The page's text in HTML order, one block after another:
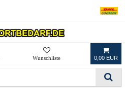
0,00 EUR